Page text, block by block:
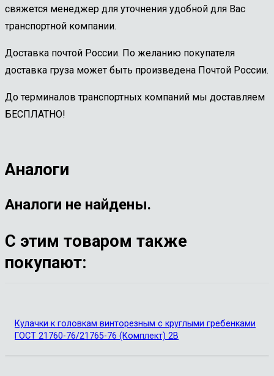
свяжется менеджер для уточнения удобной для Вас
транспортной компании.
Доставка почтой России. По желанию покупателя
доставка груза может быть произведена Почтой России.
До терминалов транспортных компаний мы доставляем
БЕСПЛАТНО!
Аналоги
Аналоги не найдены.
С этим товаром также
покупают:
Кулачки к головкам винторезным с круглыми гребенками
ГОСТ 21760-76/21765-76 (Комплект) 2В